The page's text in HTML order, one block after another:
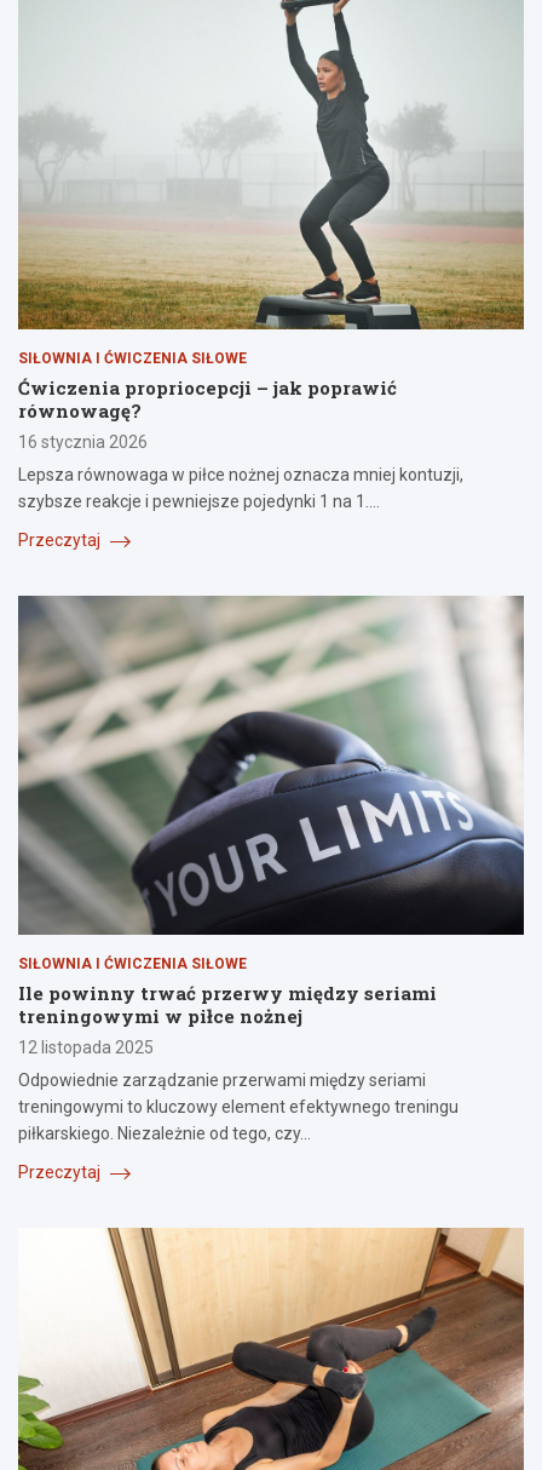
SIŁOWNIA I ĆWICZENIA SIŁOWE
Ćwiczenia propriocepcji – jak poprawić
równowagę?
16 stycznia 2026
Lepsza równowaga w piłce nożnej oznacza mniej kontuzji,
szybsze reakcje i pewniejsze pojedynki 1 na 1.…
Przeczytaj
SIŁOWNIA I ĆWICZENIA SIŁOWE
Ile powinny trwać przerwy między seriami
treningowymi w piłce nożnej
12 listopada 2025
Odpowiednie zarządzanie przerwami między seriami
treningowymi to kluczowy element efektywnego treningu
piłkarskiego. Niezależnie od tego, czy…
Przeczytaj